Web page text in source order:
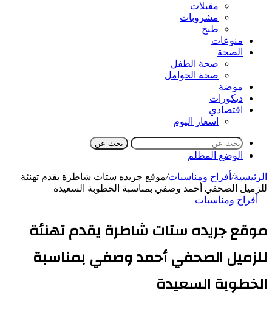
مقبلات
مشروبات
طبخ
منوعات
الصحة
صحة الطفل
صحة الحوامل
موضة
ديكورات
اقتصادي
اسعار اليوم
بحث عن
الوضع المظلم
الرئيسية/ أفراح ومناسبات/موقع جريده ستات شاطرة يقدم تهنئة
للزميل الصحفي أحمد وصفي بمناسبة الخطوبة السعيدة
أفراح ومناسبات
موقع جريده ستات شاطرة يقدم تهنئة
للزميل الصحفي أحمد وصفي بمناسبة
الخطوبة السعيدة